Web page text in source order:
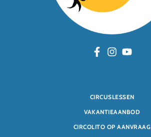
CIRCUSLESSEN
VAKANTIEAANBOD
CIRCOLITO OP AANVRAAG